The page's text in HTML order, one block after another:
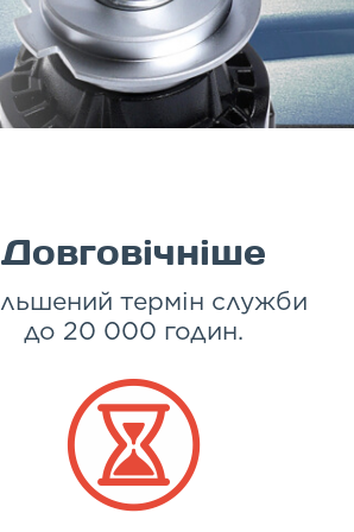
Довговічніше
термін служби
до 20 000 годин.